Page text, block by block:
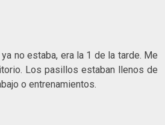
no estaba, era la 1 de la tarde. Me
Los pasillos estaban llenos de
o entrenamientos.